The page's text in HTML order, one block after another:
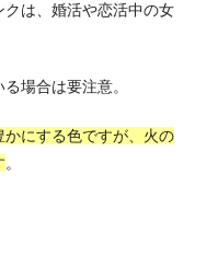
は、婚活や恋活中の女
場合は要注意。
にする色ですが、火の
。